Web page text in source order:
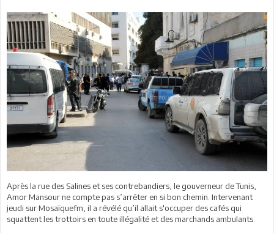
Après la rue des Salines et ses contrebandiers, le gouverneur de Tunis,
Amor Mansour ne compte pas s’arrêter en si bon chemin. Intervenant
jeudi sur Mosaïquefm, il a révélé qu’il allait s'occuper des cafés qui
squattent les trottoirs en toute illégalité et des marchands ambulants.